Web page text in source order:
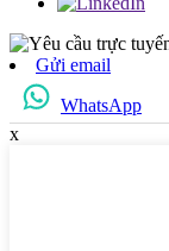
Gửi email
WhatsApp
x